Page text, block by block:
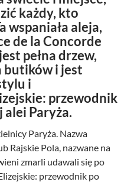
każdy, kto
wspaniała aleja,
de la Concorde
pełna drzew,
butików i jest
i
przewodnik
Paryża.
Paryża. Nazwa
Rajskie Pola, nazwane na
zmarli udawali się po
przewodnik po